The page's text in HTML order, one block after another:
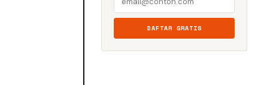
DAFTAR GRATIS